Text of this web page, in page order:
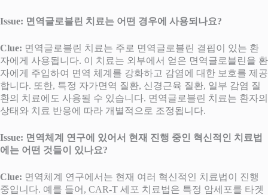
Issue: 면역글로블린 치료는 어떤 경우에 사용되나요?
Clue: 면역글로블린 치료는 주로 면역글로블린 결핍이 있는 환
자에게 사용됩니다. 이 치료는 외부에서 얻은 면역글로블린을 환
자에게 주입하여 면역 체계를 강화하고 감염에 대한 보호를 제공
합니다. 또한, 특정 자가면역 질환, 신경근육 질환, 일부 감염 질
환의 치료에도 사용될 수 있습니다. 면역글로블린 치료는 환자의
상태와 치료 반응에 따라 개별적으로 조정됩니다.
Issue: 면역체계 연구에 있어서 현재 진행 중인 혁신적인 치료법
에는 어떤 것들이 있나요?
Clue: 면역체계 연구에서는 현재 여러 혁신적인 치료법이 진행
중입니다. 예를 들어, CAR-T 세포 치료법은 특정 암세포를 타겟